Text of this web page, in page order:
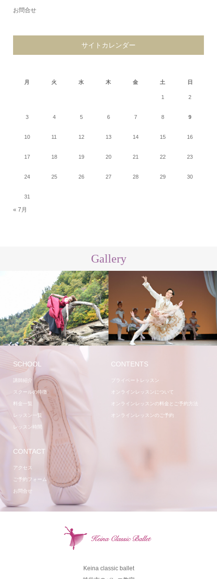
お問合せ
サイトカレンダー
月
火 水 木 金 土 日
1 2
3 4 5 6 7 8 9
10 11 12 13 14 15 16
17 18 19 20 21 22 23
24 25 26 27 28 29 30
31
« 7月
Gallery
講師 スタジオ
SCHOOL
講師紹介
スクールの特徴
料金一覧
レッスン一覧
レッスン時間
CONTENTS
プライベートレッスン
オンラインレッスンについて
オンラインレッスンの料金とご予約方法
オンラインレッスンのご予約
CONTACT
アクセス
ご予約フォーム
お問合せ
Keina classic ballet